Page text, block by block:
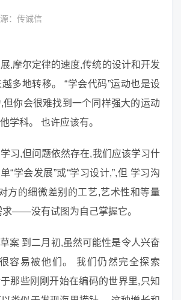
：传诚信
,摩尔定律的速度,传统的设计和开发
多地转移。 “学会代码”运动也是设
但你会很难找到一个同样强大的运动
学科。 也许应该有。
习,但问题依然存在,我们应该学习什
“学会发展”或“学习设计,”,但 学习沟
方的细微差别的工艺,艺术性和等量
求——没有试图为自己掌握它。
案 到二月初,虽然可能性是令人兴奋
容易被他们。 我们仍然完全探索
那些刚刚开始在编码的世界里,只知